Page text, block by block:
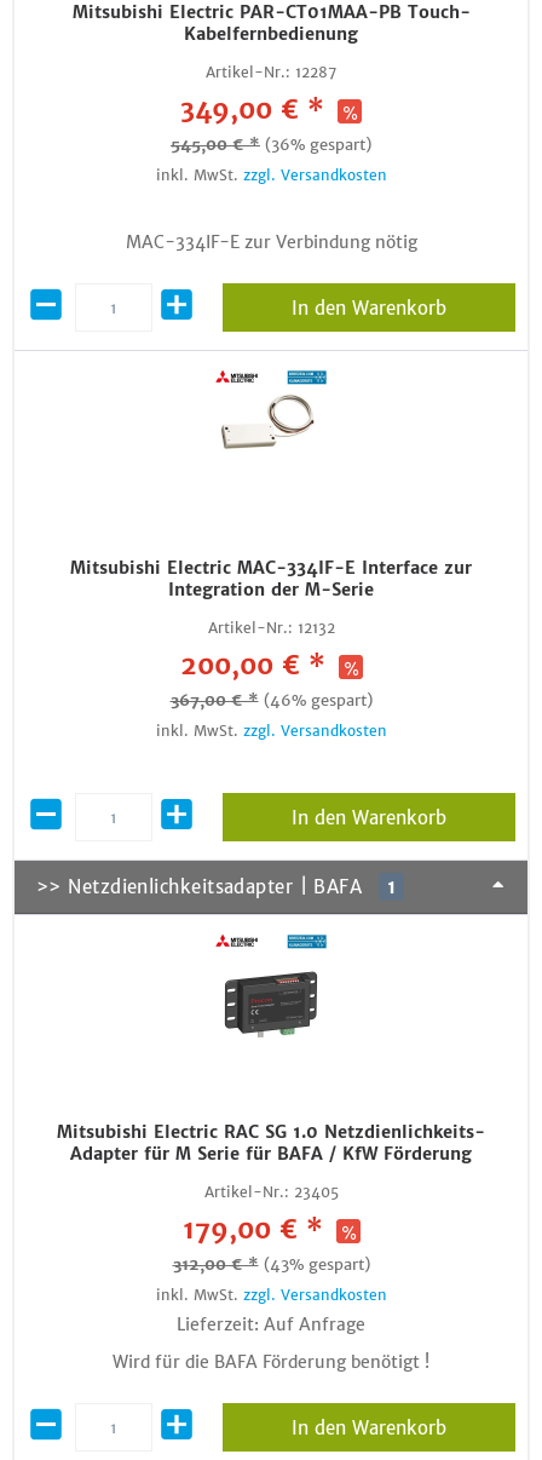
Mitsubishi Electric PAR-CT01MAA-PB Touch-
Kabelfernbedienung
Artikel-Nr.: 12287
349,00 € *
545,00 € * (36% gespart)
inkl. MwSt. zzgl. Versandkosten
MAC-334IF-E zur Verbindung nötig
In den Warenkorb
Mitsubishi Electric MAC-334IF-E Interface zur
Integration der M-Serie
Artikel-Nr.: 12132
200,00 € *
367,00 € * (46% gespart)
inkl. MwSt. zzgl. Versandkosten
In den Warenkorb
>> Netzdienlichkeitsadapter | BAFA 1
Mitsubishi Electric RAC SG 1.0 Netzdienlichkeits-
Adapter für M Serie für BAFA / KfW Förderung
Artikel-Nr.: 23405
179,00 € *
312,00 € * (43% gespart)
inkl. MwSt. zzgl. Versandkosten
Lieferzeit: Auf Anfrage
Wird für die BAFA Förderung benötigt !
In den Warenkorb